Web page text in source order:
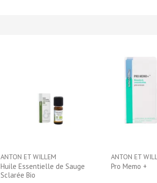
ANTON ET WILLEM
Huile Essentielle de Sauge
Sclarée Bio
ANTON ET
Pro Memo +